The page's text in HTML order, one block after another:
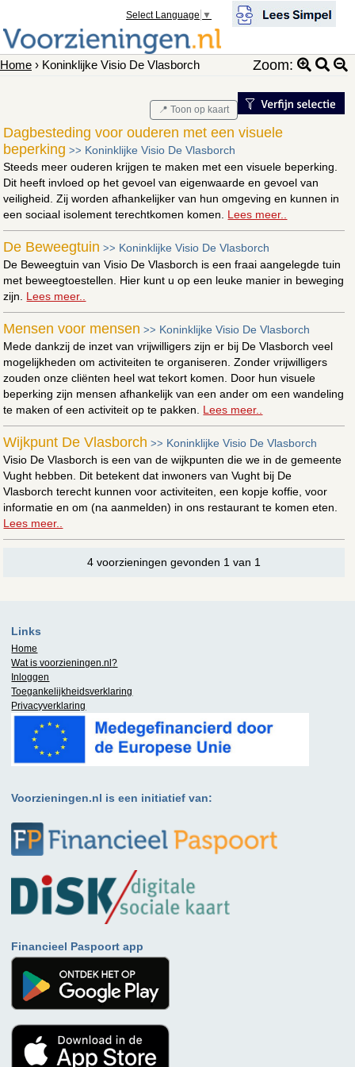
Select Language ▼
Home › Koninklijke Visio De Vlasborch Zoom:
📍 Toon op kaart
Dagbesteding voor ouderen met een visuele
beperking >> Koninklijke Visio De Vlasborch
Steeds meer ouderen krijgen te maken met een visuele beperking.
Dit heeft invloed op het gevoel van eigenwaarde en gevoel van
veiligheid. Zij worden afhankelijker van hun omgeving en kunnen in
een sociaal isolement terechtkomen komen. Lees meer..
De Beweegtuin >> Koninklijke Visio De Vlasborch
De Beweegtuin van Visio De Vlasborch is een fraai aangelegde tuin
met beweegtoestellen. Hier kunt u op een leuke manier in beweging
zijn. Lees meer..
Mensen voor mensen >> Koninklijke Visio De Vlasborch
Mede dankzij de inzet van vrijwilligers zijn er bij De Vlasborch veel
mogelijkheden om activiteiten te organiseren. Zonder vrijwilligers
zouden onze cliënten heel wat tekort komen. Door hun visuele
beperking zijn mensen afhankelijk van een ander om een wandeling
te maken of een activiteit op te pakken. Lees meer..
Wijkpunt De Vlasborch >> Koninklijke Visio De Vlasborch
Visio De Vlasborch is een van de wijkpunten die we in de gemeente
Vught hebben. Dit betekent dat inwoners van Vught bij De
Vlasborch terecht kunnen voor activiteiten, een kopje koffie, voor
informatie en om (na aanmelden) in ons restaurant te komen eten.
Lees meer..
4 voorzieningen gevonden 1 van 1
Links
Home
Wat is voorzieningen.nl?
Inloggen
Toegankelijkheidsverklaring
Privacyverklaring
Voorzieningen.nl is een initiatief van:
Financieel Paspoort app